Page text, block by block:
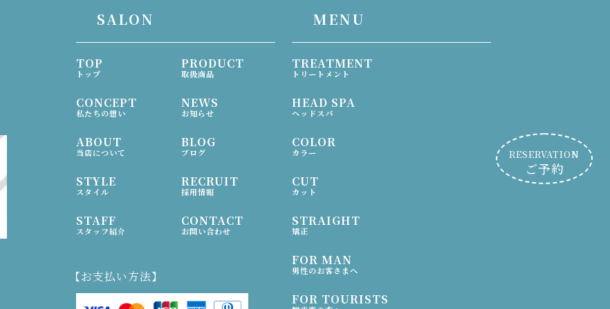
RESERVATION
ご予約
SALON
TOP
トップ
CONCEPT
私たちの想い
ABOUT
当店について
STYLE
スタイル
STAFF
スタッフ紹介
PRODUCT
取扱商品
NEWS
お知らせ
BLOG
ブログ
RECRUIT
採用情報
CONTACT
お問い合わせ
【お支払い方法】
MENU
TREATMENT
トリートメント
HEAD SPA
ヘッドスパ
COLOR
カラー
CUT
カット
STRAIGHT
矯正
FOR MAN
男性のお客さまへ
FOR TOURISTS